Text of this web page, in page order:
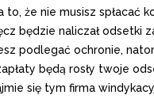
to, że nie musisz spłacać
będzie naliczał odsetki
podlegać ochronie,
będą rosły twoje
się tym firma